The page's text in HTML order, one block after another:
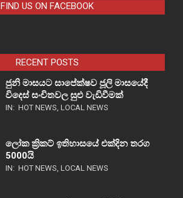
FIND US ON FACEBOOK
RECENT POSTS
ජුනි මාසයට සාපේක්ෂව ජූලි මාසයේදී
විදෙස් සංචිතවල සුළු වැඩිවීමක්
IN: HOT NEWS, LOCAL NEWS
ලෝක ක්‍රිකට් ඉතිහාසයේ එක්දින තරග
5000යි
IN: HOT NEWS, LOCAL NEWS